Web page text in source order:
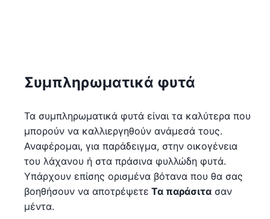
Συμπληρωματικά φυτά
Τα συμπληρωματικά φυτά είναι τα καλύτερα που
μπορούν να καλλιεργηθούν ανάμεσά τους.
Αναφέρομαι, για παράδειγμα, στην οικογένεια
του λάχανου ή στα πράσινα φυλλώδη φυτά.
Υπάρχουν επίσης ορισμένα βότανα που θα σας
βοηθήσουν να αποτρέψετε Τα παράσιτα σαν
μέντα.